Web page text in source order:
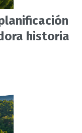
historia